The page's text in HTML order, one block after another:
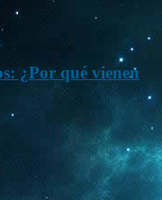
¿Por qué vienen